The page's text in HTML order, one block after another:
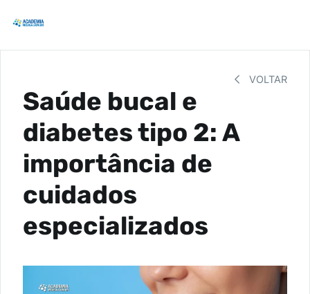
VOLTAR
Saúde bucal e
diabetes tipo 2: A
importância de
cuidados
especializados